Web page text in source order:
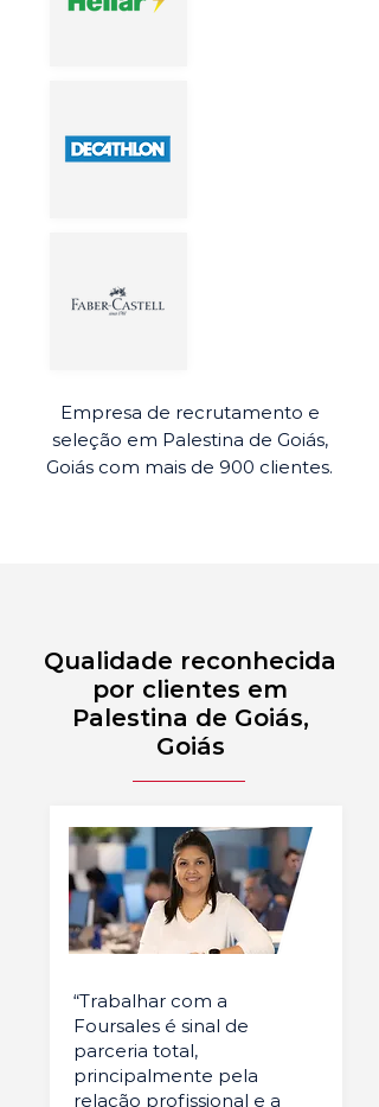
Empresa de recrutamento e
seleção em Palestina de Goiás,
Goiás com mais de 900 clientes.
Qualidade reconhecida
por clientes em
Palestina de Goiás,
Goiás
“Trabalhar com a
Foursales é sinal de
parceria total,
principalmente pela
relação profissional e a